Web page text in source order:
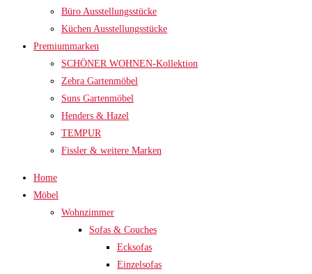
Büro Ausstellungsstücke
Küchen Ausstellungsstücke
Premiummarken
SCHÖNER WOHNEN-Kollektion
Zebra Gartenmöbel
Suns Gartenmöbel
Henders & Hazel
TEMPUR
Fissler & weitere Marken
Home
Möbel
Wohnzimmer
Sofas & Couches
Ecksofas
Einzelsofas